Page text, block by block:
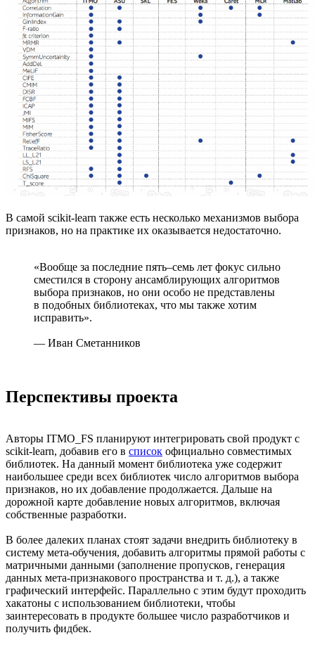
В самой scikit-learn также есть несколько механизмов выбора
признаков, но на практике их оказывается недостаточно.
«Вообще за последние пять–семь лет фокус сильно
сместился в сторону ансамблирующих алгоритмов
выбора признаков, но они особо не представлены
в подобных библиотеках, что мы также хотим
исправить».
— Иван Сметанников
Перспективы проекта
Авторы ITMO_FS планируют интегрировать свой продукт с
scikit-learn, добавив его в список официально совместимых
библиотек. На данный момент библиотека уже содержит
наибольшее среди всех библиотек число алгоритмов выбора
признаков, но их добавление продолжается. Дальше на
дорожной карте добавление новых алгоритмов, включая
собственные разработки.
В более далеких планах стоят задачи внедрить библиотеку в
систему мета-обучения, добавить алгоритмы прямой работы с
матричными данными (заполнение пропусков, генерация
данных мета-признакового пространства и т. д.), а также
графический интерфейс. Параллельно с этим будут проходить
хакатоны с использованием библиотеки, чтобы
заинтересовать в продукте большее число разработчиков и
получить фидбек.